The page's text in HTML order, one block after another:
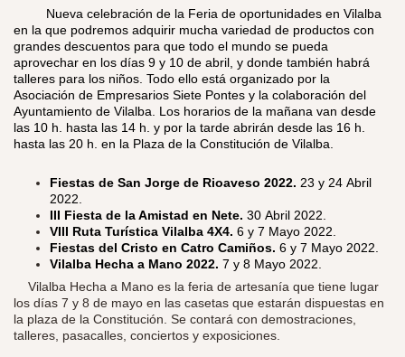
Nueva celebración de la Feria de oportunidades en Vilalba
en la que podremos adquirir mucha variedad de productos con
grandes descuentos para que todo el mundo se pueda
aprovechar en los días 9 y 10 de abril, y donde también habrá
talleres para los niños. Todo ello está organizado por la
Asociación de Empresarios Siete Pontes y la colaboración del
Ayuntamiento de Vilalba. Los horarios de la mañana van desde
las 10 h. hasta las 14 h. y por la tarde abrirán desde las 16 h.
hasta las 20 h. en la Plaza de la Constitución de Vilalba.
Fiestas de San Jorge de Rioaveso 2022. 23 y 24 Abril
2022.
III Fiesta de la Amistad en Nete. 30 Abril 2022.
VIII Ruta Turística Vilalba 4X4. 6 y 7 Mayo 2022.
Fiestas del Cristo en Catro Camiños. 6 y 7 Mayo 2022.
Vilalba Hecha a Mano 2022. 7 y 8 Mayo 2022.
Vilalba Hecha a Mano es la feria de artesanía que tiene lugar
los días 7 y 8 de mayo en las casetas que estarán dispuestas en
la plaza de la Constitución. Se contará con demostraciones,
talleres, pasacalles, conciertos y exposiciones.